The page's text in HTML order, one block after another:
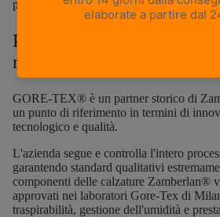
prodotto oppure contatta il nostro
Perché Zamberlan utilizza
membrane GORE-TEX®?
GORE-TEX® è un partner storico di
un punto di riferimento in termini di
tecnologico e qualità.
L'azienda segue e controlla l'intero
garantendo standard qualitativi
componenti delle calzature Zamberlan®
approvati nei laboratori Gore-Tex di
traspirabilità, gestione dell'umidità e